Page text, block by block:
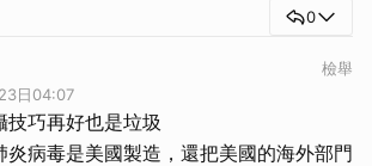
0
日04:07
檢舉
技巧再好也是垃圾
炎病毒是美國製造，還把美國的海外部門